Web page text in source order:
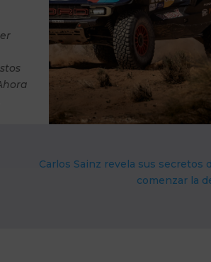
Carlos Sainz revela sus secretos
comenzar la